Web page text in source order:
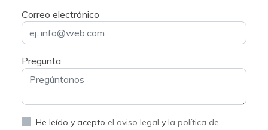
Correo electrónico
Pregunta
He leído y acepto el aviso legal y la política de